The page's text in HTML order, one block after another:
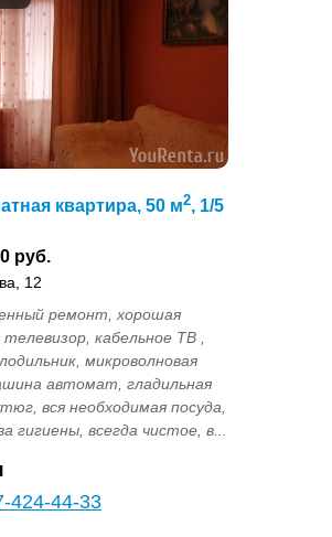
квартира, 50 м2, 1/5
руб.
12
ремонт, хорошая
кабельное ТВ ,
микроволновая
автомат, гладильная
вся необходимая посуда,
гигиены, всегда чистое, в...
424-44-33